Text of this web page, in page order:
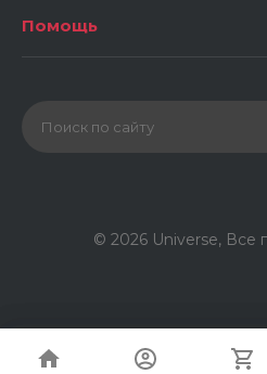
Помощь
© 2026 Universe, Все